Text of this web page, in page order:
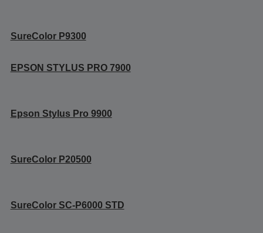
SureColor P9300
EPSON STYLUS PRO 7900
Epson Stylus Pro 9900
SureColor P20500
SureColor SC-P6000 STD